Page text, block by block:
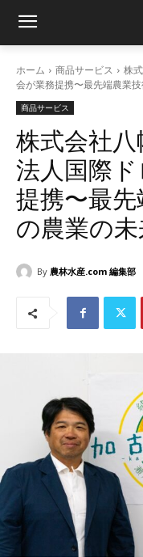
ホーム 商品サービス
株
会が業務提携〜最先端農業
商品サービス
株式会社
法人国際
提携〜最
の農業の
By 農林水産.com 編集部